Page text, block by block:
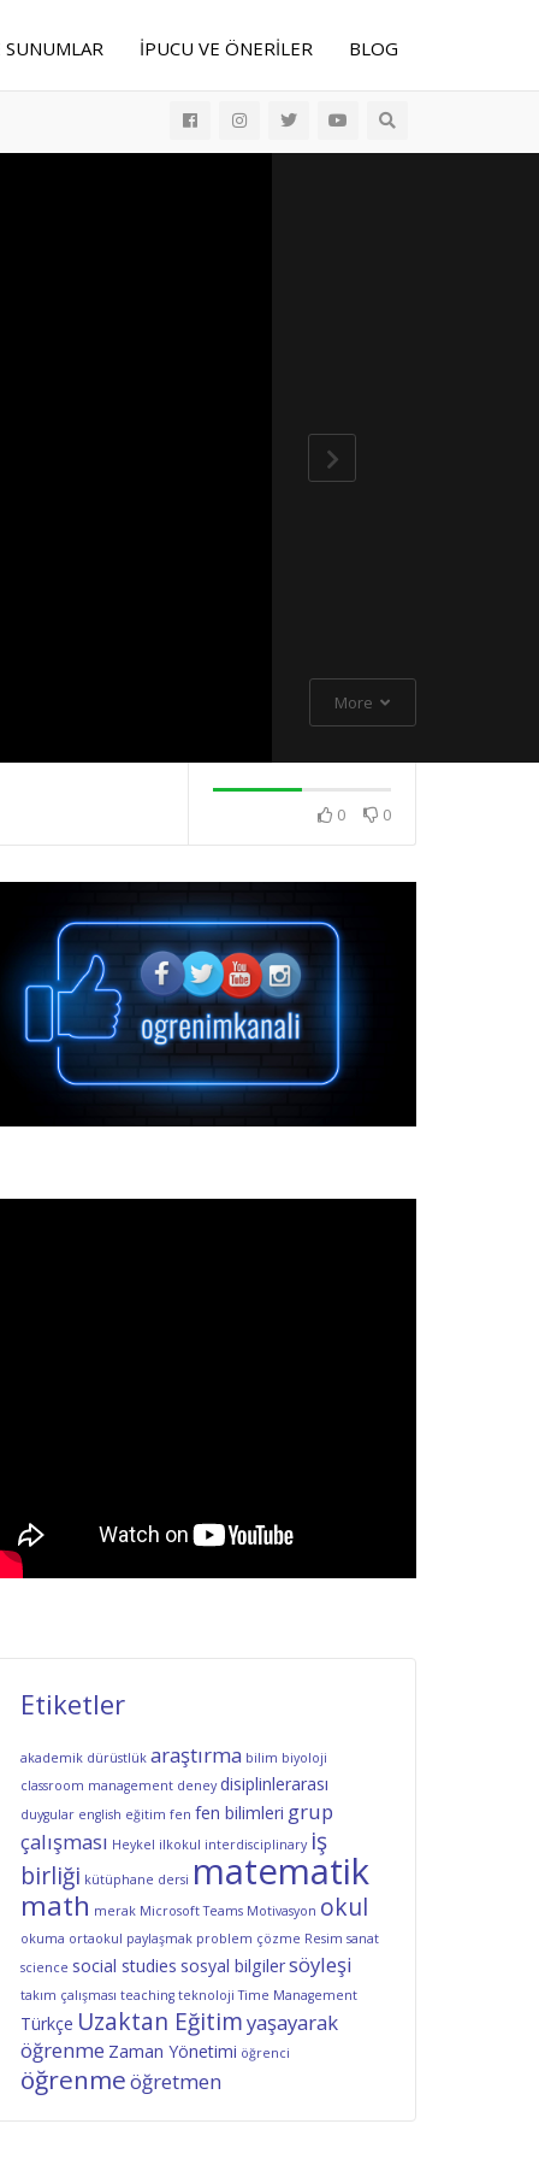
SUNUMLAR İPUCU VE ÖNERILER BLOG
More
0 0
Etiketler
akademik dürüstlük araştırma bilim biyoloji
classroom management deney disiplinlerarası
duygular english eğitim fen fen bilimleri grup
çalışması Heykel ilkokul interdisciplinary iş
birliği kütüphane dersi matematik
math merak Microsoft Teams Motivasyon okul
okuma ortaokul paylaşmak problem çözme Resim sanat
science social studies sosyal bilgilersöyleşi
takım çalışması teaching teknoloji Time Management
Türkçe Uzaktan Eğitimyaşayarak
öğrenme Zaman Yönetimi öğrenci
öğrenmeöğretmen